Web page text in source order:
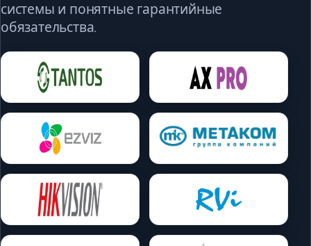
системы и понятные гарантийные
обязательства.